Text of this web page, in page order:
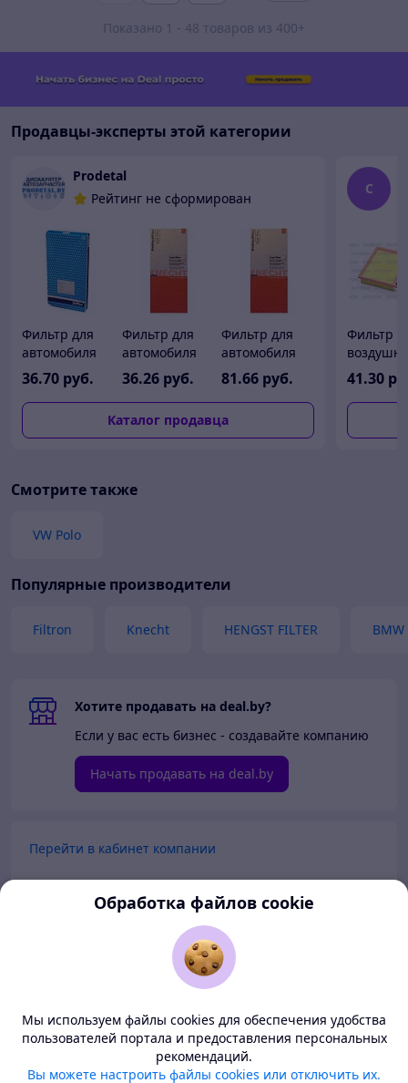
Показано 1 - 48 товаров из 400+
Продавцы-эксперты этой категории
Prodetal
Рейтинг не сформирован
Фильтр для
автомобиля
Purflux A1035
36.70 руб.
Фильтр для
автомобиля
Knecht
KL100/2
36.26 руб.
Фильтр для
автомобиля
Knecht KC85/1
81.66 руб.
Каталог продавца
C
Фильтр
Ford
USA 2.0
HYBRID
41.30
Смотрите также
VW Polo
Популярные производители
Filtron Knecht HENGST FILTER BMW
Хотите продавать на deal.by?
Если у вас есть бизнес - создавайте компанию
Начать продавать на deal.by
Перейти в кабинет компании
Перейти в личный кабинет
О нас
Тема-светлая BETA
Deal.by — маркетплейс Беларуси
Обработка файлов cookie
Мы используем файлы cookies для обеспечения удобства
пользователей портала и предоставления персональных
рекомендаций.
Вы можете настроить файлы cookies или отключить их.